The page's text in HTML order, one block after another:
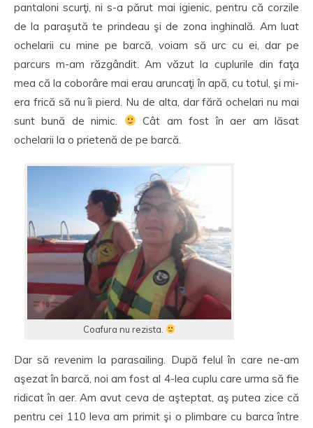
pantaloni scurţi, ni s-a părut mai igienic, pentru că corzile
de la paraşută te prindeau şi de zona inghinală. Am luat
ochelarii cu mine pe barcă, voiam să urc cu ei, dar pe
parcurs m-am răzgândit. Am văzut la cuplurile din faţa
mea că la coborâre mai erau aruncaţi în apă, cu totul, şi mi-
era frică să nu îi pierd. Nu de alta, dar fără ochelari nu mai
sunt bună de nimic.
Cât am fost în aer am lăsat
ochelarii la o prietenă de pe barcă.
Coafura nu rezista.
Dar să revenim la parasailing. După felul în care ne-am
aşezat în barcă, noi am fost al 4-lea cuplu care urma să fie
ridicat în aer. Am avut ceva de aşteptat, aş putea zice că
pentru cei 110 leva am primit şi o plimbare cu barca între